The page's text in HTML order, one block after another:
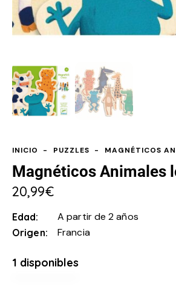
INICIO PUZZLES MAGNÉTICOS
Magnéticos Animales
20,99€
Edad A partir de 2 años
Origen Francia
1 disponibles